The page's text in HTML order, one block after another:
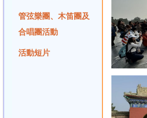
管弦樂團、木笛團及
合唱團活動
活動短片